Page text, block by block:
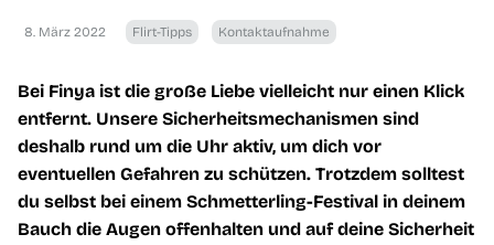
8. März 2022 Flirt-Tipps Kontaktaufnahme
Bei Finya ist die große Liebe vielleicht nur einen Klick
entfernt. Unsere Sicherheitsmechanismen sind
deshalb rund um die Uhr aktiv, um dich vor
eventuellen Gefahren zu schützen. Trotzdem solltest
du selbst bei einem Schmetterling-Festival in deinem
Bauch die Augen offenhalten und auf deine Sicherheit